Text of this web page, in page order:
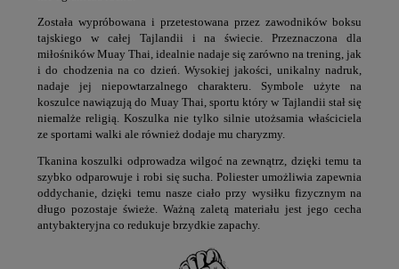
Została wypróbowana i przetestowana przez zawodników boksu
tajskiego w całej Tajlandii i na świecie. Przeznaczona dla
miłośników Muay Thai, idealnie nadaje się zarówno na trening, jak
i do chodzenia na co dzień. Wysokiej jakości, unikalny nadruk,
nadaje jej niepowtarzalnego charakteru. Symbole użyte na
koszulce nawiązują do Muay Thai, sportu który w Tajlandii stał się
niemalże religią. Koszulka nie tylko silnie utożsamia właściciela
ze sportami walki ale również dodaje mu charyzmy.
Tkanina koszulki odprowadza wilgoć na zewnątrz, dzięki temu ta
szybko odparowuje i robi się sucha. Poliester umożliwia zapewnia
oddychanie, dzięki temu nasze ciało przy wysiłku fizycznym na
długo pozostaje świeże. Ważną zaletą materiału jest jego cecha
antybakteryjna co redukuje brzydkie zapachy.